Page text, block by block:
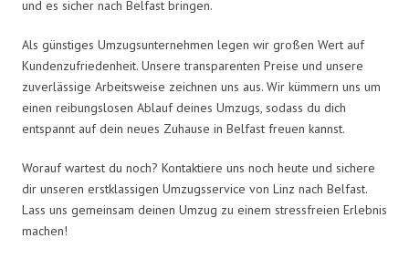
und es sicher nach Belfast bringen.
Als günstiges Umzugsunternehmen legen wir großen Wert auf
Kundenzufriedenheit. Unsere transparenten Preise und unsere
zuverlässige Arbeitsweise zeichnen uns aus. Wir kümmern uns um
einen reibungslosen Ablauf deines Umzugs, sodass du dich
entspannt auf dein neues Zuhause in Belfast freuen kannst.
Worauf wartest du noch? Kontaktiere uns noch heute und sichere
dir unseren erstklassigen Umzugsservice von Linz nach Belfast.
Lass uns gemeinsam deinen Umzug zu einem stressfreien Erlebnis
machen!